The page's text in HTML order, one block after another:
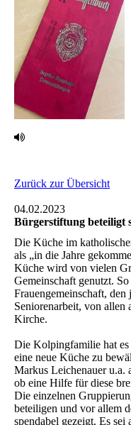
Zurück zur Übersicht
04.02.2023
Bürgerstiftung beteiligt
Die Küche im
als „in die Jahre
Küche wird von vielen
Gemeinschaft genutzt.
Frauengemeinschaft,
Seniorenarbeit, von allen
Kirche.
Die Kolpingfamilie hat
eine neue Küche zu
Markus Leichenauer u.a.
ob eine Hilfe für diese
Die einzelnen
beteiligen und vor allem
spendabel gezeigt. Es